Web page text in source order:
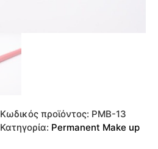
Κωδικός προϊόντος: PMB-13
Κατηγορία: Permanent Make up